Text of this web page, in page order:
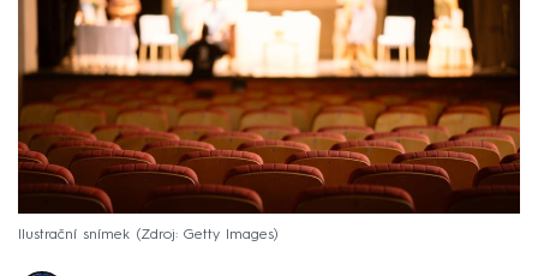
Ilustrační snímek Zdroj: Getty Images